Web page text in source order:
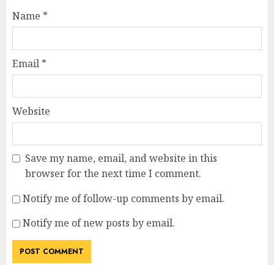
Name *
Email *
Website
Save my name, email, and website in this
browser for the next time I comment.
Notify me of follow-up comments by email.
Notify me of new posts by email.